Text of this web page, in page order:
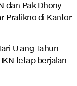
dan Pak Dhony
Pratikno di Kantor
Ulang Tahun
tetap berjalan